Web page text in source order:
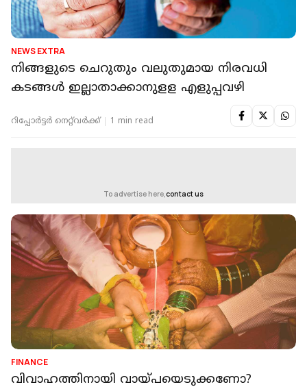
NEWS EXTRA
നിങ്ങളുടെ ചെറുതും വലുതുമായ നിരവധി
കടങ്ങള്‍ ഇല്ലാതാക്കാനുളള എളുപ്പവഴി
റിപ്പോർട്ടർ നെറ്റ്‌വര്‍ക്ക്‌ 1 min read
To advertise here, contact us
FINANCE
വിവാഹത്തിനായി വായ്പയെടുക്കണോ?